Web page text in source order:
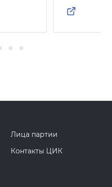
Лица партии
Контакты ЦИК